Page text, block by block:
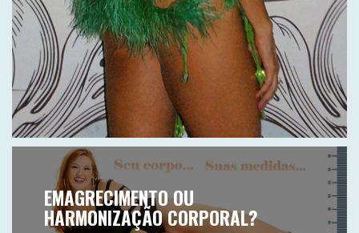
EMAGRECIMENTO OU
HARMONIZAÇÃO CORPORAL?